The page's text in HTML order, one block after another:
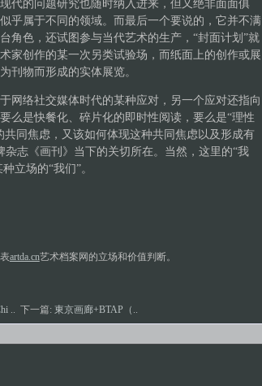
代的问题研究也随时纳入进来，但又绝非面面俱
乎属于不同的领域。而最后一个要说的，它并不满
角色，还试图参与当代艺术的生产，“封面计划”就
家创作的某一次另类试验场，而纸面上的创作或展
刊物而形成的实体展览。
网络社交媒体时代的某种应对，另一个应对还指向
么是快餐化、碎片化的即时性阅读，要么是“理性
同焦虑，又该如何体现这种共同焦虑以及形成有
志《画刊》当下的关切所在。当然，这里的“我
立场的“我们”。
artda.cn艺术档案网的立场和价值判断。
.. 下一篇: 東京画廊+BTAP（..